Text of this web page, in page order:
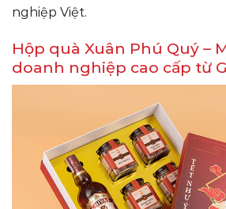
nghiệp Việt.
Hộp quà Xuân Phú Quý –
doanh nghiệp cao cấp từ